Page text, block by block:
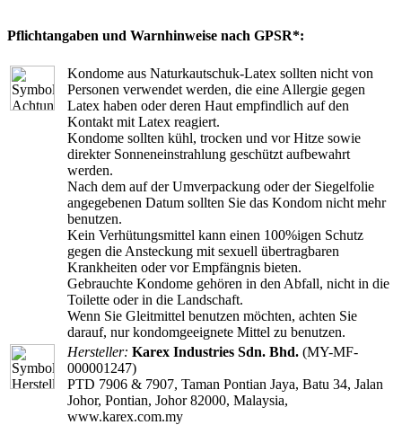
Pflichtangaben und Warnhinweise nach GPSR*:
Kondome aus Naturkautschuk-Latex sollten nicht von
Personen verwendet werden, die eine Allergie gegen
Latex haben oder deren Haut empfindlich auf den
Kontakt mit Latex reagiert.
Kondome sollten kühl, trocken und vor Hitze sowie
direkter Sonneneinstrahlung geschützt aufbewahrt
werden.
Nach dem auf der Umverpackung oder der Siegelfolie
angegebenen Datum sollten Sie das Kondom nicht mehr
benutzen.
Kein Verhütungsmittel kann einen 100%igen Schutz
gegen die Ansteckung mit sexuell übertragbaren
Krankheiten oder vor Empfängnis bieten.
Gebrauchte Kondome gehören in den Abfall, nicht in die
Toilette oder in die Landschaft.
Wenn Sie Gleitmittel benutzen möchten, achten Sie
darauf, nur kondomgeeignete Mittel zu benutzen.
Hersteller: Karex Industries Sdn. Bhd. (MY-MF-
000001247)
PTD 7906 & 7907, Taman Pontian Jaya, Batu 34, Jalan
Johor, Pontian, Johor 82000, Malaysia,
www.karex.com.my